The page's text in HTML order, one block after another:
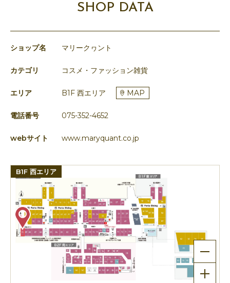
SHOP DATA
ショップ名 マリークヮント
カテゴリ コスメ・ファッション雑貨
エリア B1F 西エリア MAP
電話番号 075-352-4652
webサイト www.maryquant.co.jp
B1F 西エリア